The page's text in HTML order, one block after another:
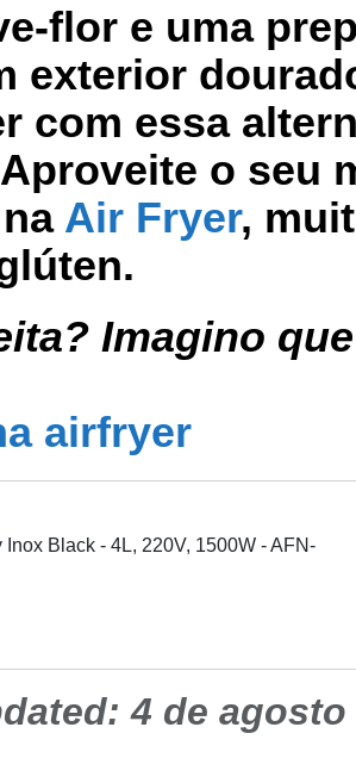
flor e uma
exterior
com essa
o seu
Air Fryer,
Imagino
airfryer
Black - 4L, 220V, 1500W - AFN-
4 de agosto